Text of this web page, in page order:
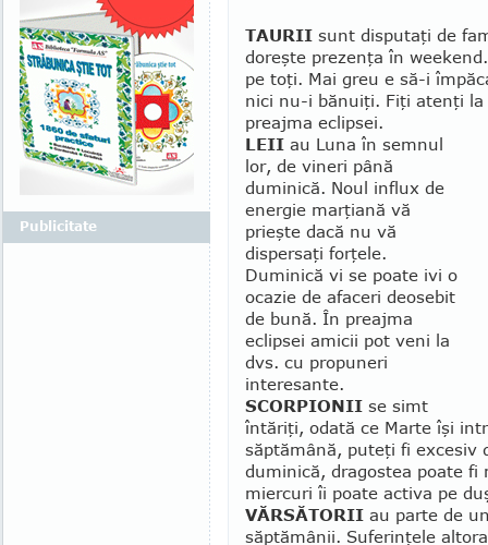
TAURII sunt disputaţi de
doreşte prezenţa în
pe toţi. Mai greu e să-i
nici nu-i bănuiţi. Fiţi atenţi
preajma eclipsei.
LEII au Luna în semnul
lor, de vineri până
duminică. Noul influx de
energie mar­ţiană vă
prieşte dacă nu vă
dispersaţi forţele.
Duminică vi se poate ivi o
ocazie de afaceri deosebit
de bună. În preajma
eclipsei amicii pot veni la
dvs. cu propuneri
interesante.
SCORPIONII se simt
întăriţi, odată ce Marte îşi
săptămână, puteţi fi excesiv
duminică, dragostea poate fi
miercuri îi poate activa pe
VĂRSĂTORII au parte de
săptămânii. Sufe­rin­ţele
Publicitate